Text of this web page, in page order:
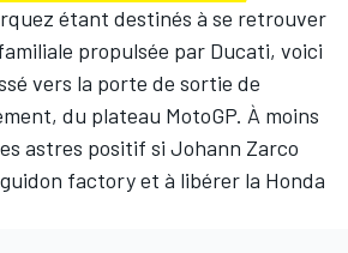
étant destinés à se retrouver
propulsée par Ducati, voici
vers la porte de sortie de
du plateau MotoGP. À moins
astres positif si Johann Zarco
factory et à libérer la Honda